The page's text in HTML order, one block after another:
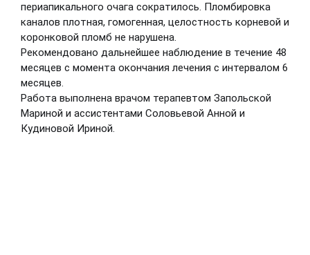
периапикального очага сократилось. Пломбировка
каналов плотная, гомогенная, целостность корневой и
коронковой пломб не нарушена.
Рекомендовано дальнейшее наблюдение в течение 48
месяцев с момента окончания лечения с интервалом 6
месяцев.
Работа выполнена врачом терапевтом Запольской
Мариной и ассистентами Соловьевой Анной и
Кудиновой Ириной.